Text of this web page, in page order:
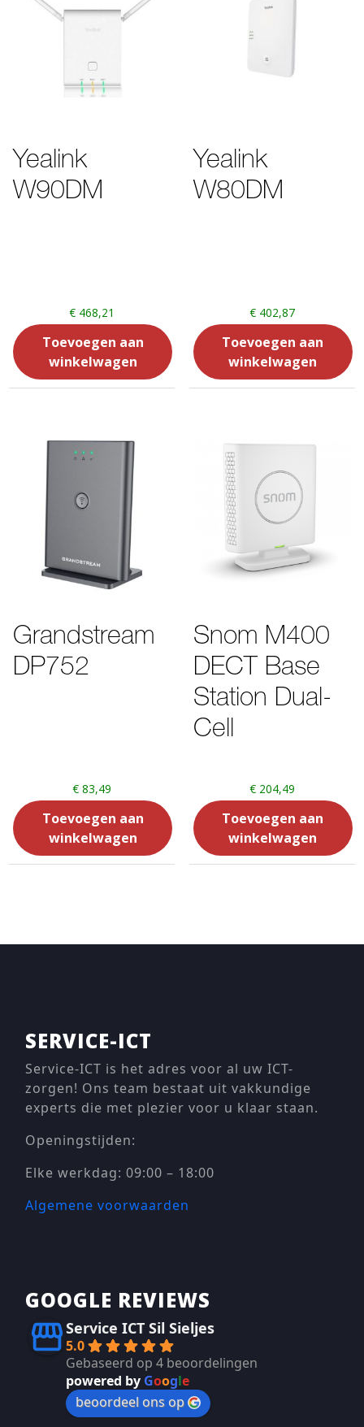
Yealink
W90DM
€ 468,21
Toevoegen aan
winkelwagen
Yealink
W80DM
€402,87
Toevoegen aan
winkelwagen
Grandstream
DP752
€ 83,49
Toevoegen aan
winkelwagen
Snom M400
DECT Base
Station Dual-
Cell
€204,49
Toevoegen aan
winkelwagen
SERVICE-ICT
Service-ICT is het adres voor al uw ICT-
zorgen! Ons team bestaat uit vakkundige
experts die met plezier voor u klaar staan.
Openingstijden:
Elke werkdag: 09:00 – 18:00
Algemene voorwaarden
GOOGLE REVIEWS
Service ICT Sil Sieljes
5.0
Gebaseerd op 4 beoordelingen
powered by Google
beoordeel ons op